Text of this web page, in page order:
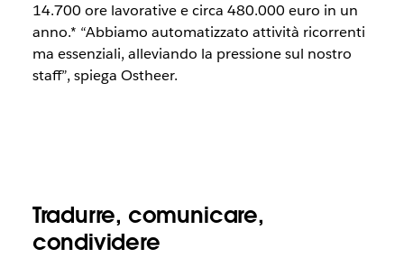
14.700 ore lavorative e circa 480.000 euro in un
anno.* “Abbiamo automatizzato attività ricorrenti
ma essenziali, alleviando la pressione sul nostro
staff”, spiega Ostheer.
Tradurre, comunicare,
condividere